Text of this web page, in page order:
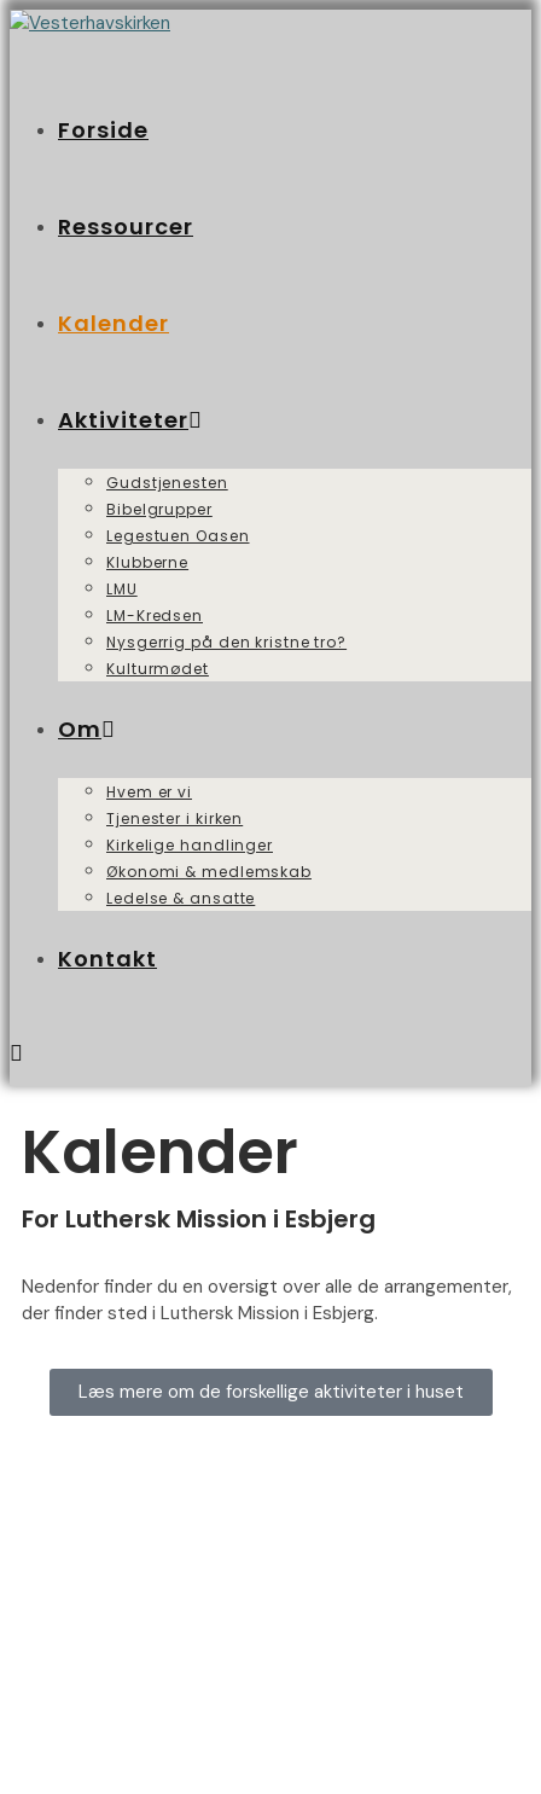
Forside
Ressourcer
Kalender
Aktiviteter
Gudstjenesten
Bibelgrupper
Legestuen Oasen
Klubberne
LMU
LM-Kredsen
Nysgerrig på den kristne tro?
Kulturmødet
Om
Hvem er vi
Tjenester i kirken
Kirkelige handlinger
Økonomi & medlemskab
Ledelse & ansatte
Kontakt
Kalender
For Luthersk Mission i Esbjerg
Nedenfor finder du en oversigt over alle de arrangementer,
der finder sted i Luthersk Mission i Esbjerg.
Læs mere om de forskellige aktiviteter i huset